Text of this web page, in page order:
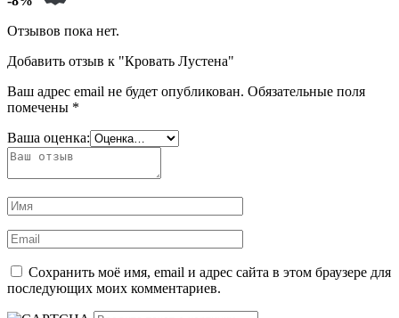
Отзывов пока нет.
Добавить отзыв к "Кровать Лустена"
Ваш адрес email не будет опубликован. Обязательные поля
помечены *
Ваша оценка:
Сохранить моё имя, email и адрес сайта в этом браузере для
последующих моих комментариев.